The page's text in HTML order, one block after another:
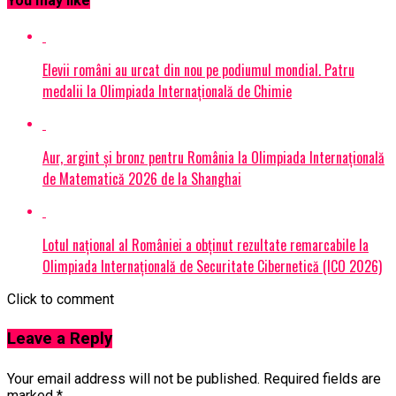
Elevii români au urcat din nou pe podiumul mondial. Patru
medalii la Olimpiada Internațională de Chimie
Aur, argint și bronz pentru România la Olimpiada Internațională
de Matematică 2026 de la Shanghai
Lotul național al României a obținut rezultate remarcabile la
Olimpiada Internațională de Securitate Cibernetică (ICO 2026)
Click to comment
Leave a Reply
Your email address will not be published. Required fields are